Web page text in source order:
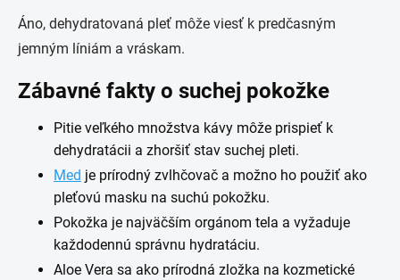
Áno, dehydratovaná pleť môže viesť k predčasným
jemným líniám a vráskam.
Zábavné fakty o suchej pokožke
Pitie veľkého množstva kávy môže prispieť k
dehydratácii a zhoršiť stav suchej pleti.
Med je prírodný zvlhčovač a možno ho použiť ako
pleťovú masku na suchú pokožku.
Pokožka je najväčším orgánom tela a vyžaduje
každodennú správnu hydratáciu.
Aloe Vera sa ako prírodná zložka na kozmetické